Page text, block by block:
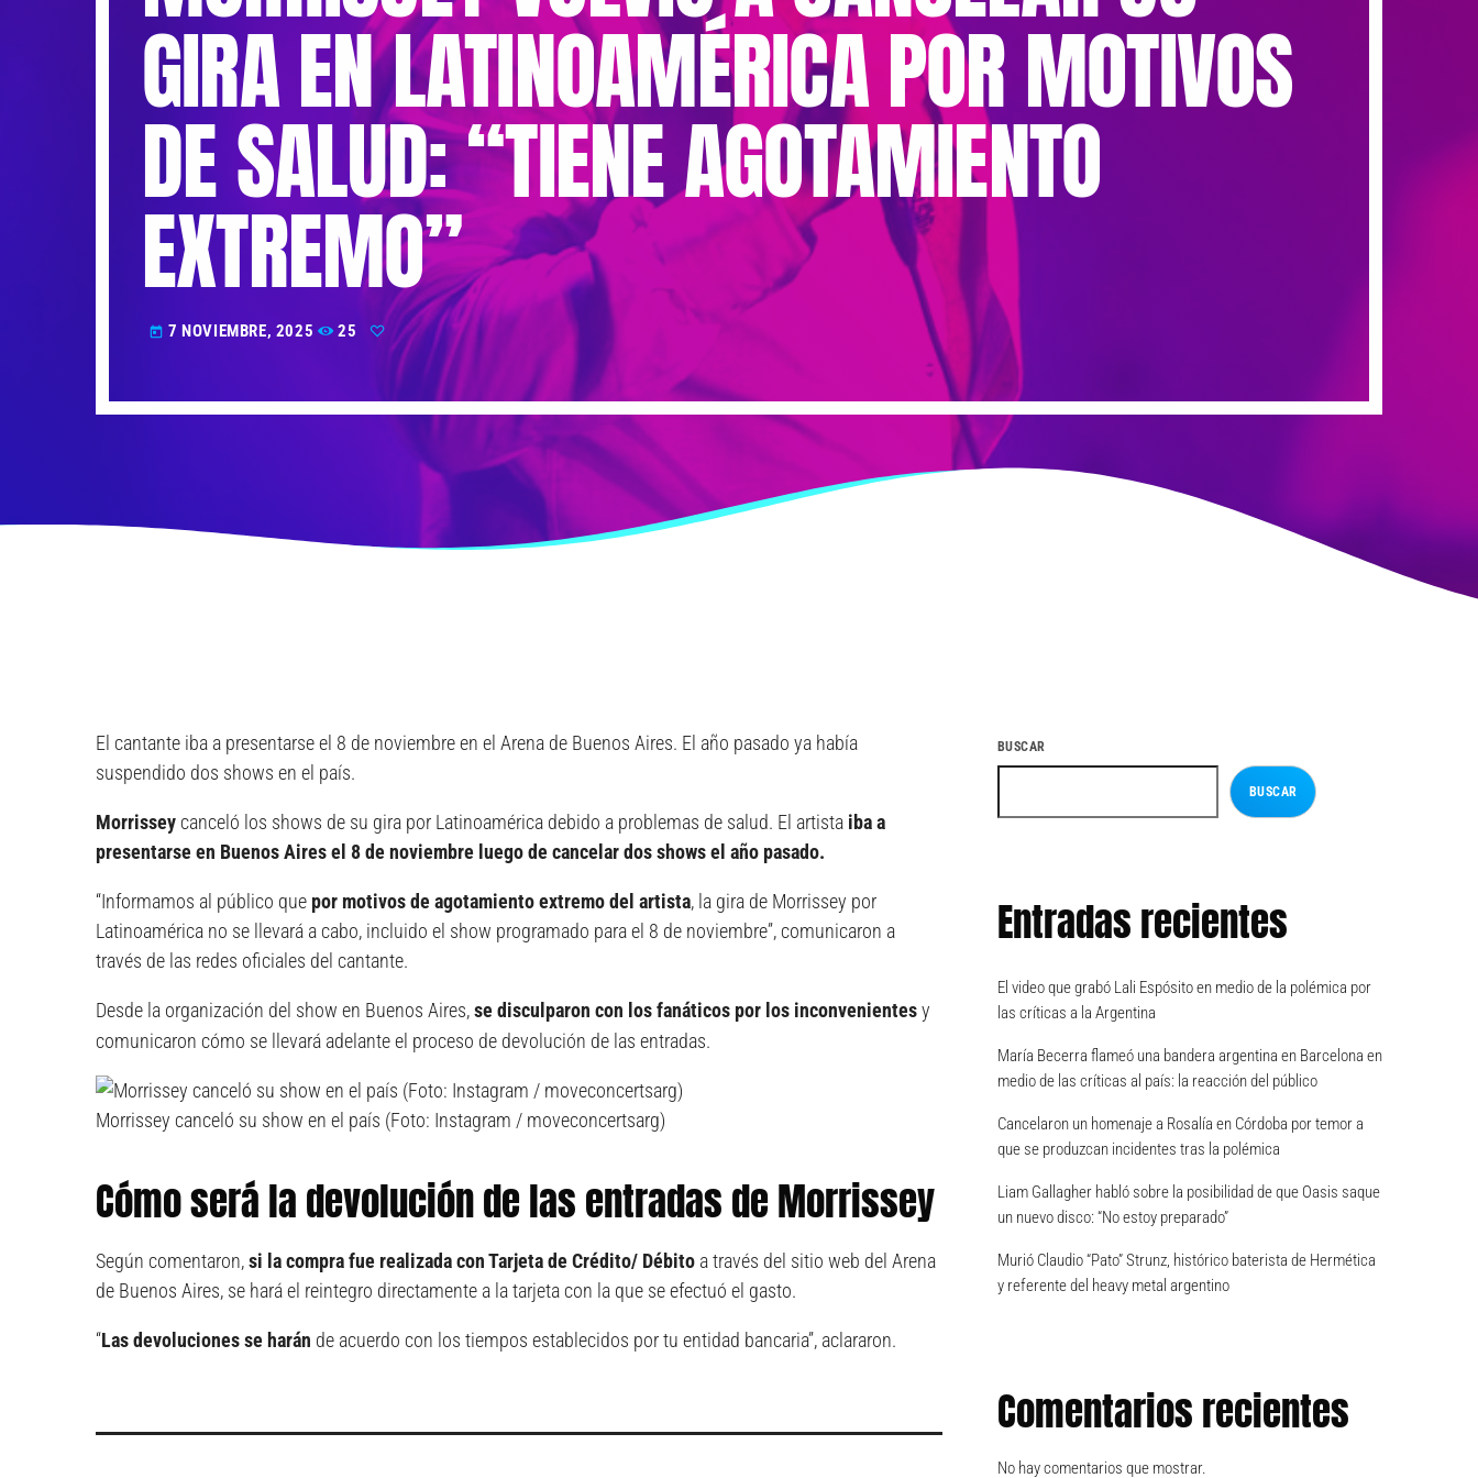
GIRA EN LATINOAMÉRICA POR MOTIVOS
DE SALUD: “TIENE AGOTAMIENTO
EXTREMO”
today 7 NOVIEMBRE, 2025 25
El cantante iba a presentarse el 8 de noviembre en el Arena de Buenos Aires. El año pasado ya había
suspendido dos shows en el país.
Morrisseycanceló los shows de su gira por Latinoamérica debido a problemas de salud. El artista iba a
presentarse en Buenos Aires el 8 de noviembre luego de cancelar dos shows el año pasado.
“Informamos al público que por motivos de agotamiento extremo del artista, la gira de Morrissey por
Latinoamérica no se llevará a cabo, incluido el show programado para el 8 de noviembre”, comunicaron a
través de las redes oficiales del cantante.
Desde la organización del show en Buenos Aires,se disculparon con los fanáticos por los inconvenientesy
comunicaron cómo se llevará adelante el proceso de devolución de las entradas.
Morrissey canceló su show en el país (Foto: Instagram / moveconcertsarg)
Cómo será la devolución de las entradas de Morrissey
Según comentaron,si la compra fue realizada con Tarjeta de Crédito/ Débito a través del sitio web del Arena
de Buenos Aires, se hará el reintegro directamente a la tarjeta con la que se efectuó el gasto.
“Las devoluciones se harán de acuerdo con los tiempos establecidos por tu entidad bancaria”, aclararon.
BUSCAR
BUSCAR
Entradas recientes
El video que grabó Lali Espósito en medio de la polémica por
las críticas a la Argentina
María Becerra flameó una bandera argentina en Barcelona en
medio de las críticas al país: la reacción del público
Cancelaron un homenaje a Rosalía en Córdoba por temor a
que se produzcan incidentes tras la polémica
Liam Gallagher habló sobre la posibilidad de que Oasis saque
un nuevo disco: “No estoy preparado”
Murió Claudio “Pato” Strunz, histórico baterista de Hermética
y referente del heavy metal argentino
Comentarios recientes
No hay comentarios que mostrar.